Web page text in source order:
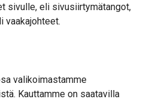
sivulle, eli sivusiirtymätangot,
vaakajohteet.
valikoimastamme
Kauttamme on saatavilla